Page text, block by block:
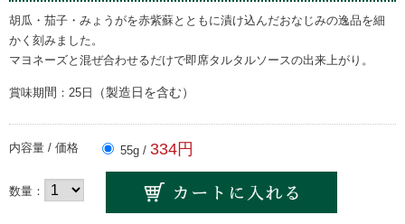
胡瓜・茄子・みょうがを赤紫蘇とともに漬け込んだおなじみの逸品を細
かく刻みました。
マヨネーズと混ぜ合わせるだけで即席タルタルソースの出来上がり。
賞味期間 ：25日 （製造日を含む）
内容量 / 価格 55g / 334円
数量：